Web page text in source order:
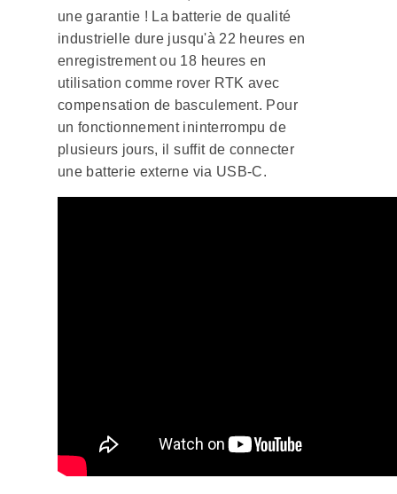
une garantie ! La batterie de qualité
industrielle dure jusqu'à 22 heures en
enregistrement ou 18 heures en
utilisation comme rover RTK avec
compensation de basculement. Pour
un fonctionnement ininterrompu de
plusieurs jours, il suffit de connecter
une batterie externe via USB-C.